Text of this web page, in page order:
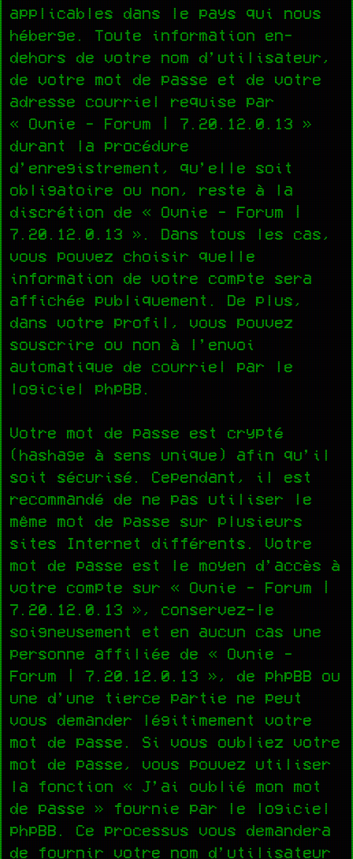
applicables dans le pays qui nous
héberge. Toute information en-
dehors de votre nom d’utilisateur,
de votre mot de passe et de votre
adresse courriel requise par
« Ovnie - Forum | 7.20.12.0.13 »
durant la procédure
d’enregistrement, qu’elle soit
obligatoire ou non, reste à la
discrétion de « Ovnie - Forum |
7.20.12.0.13 ». Dans tous les cas,
vous pouvez choisir quelle
information de votre compte sera
affichée publiquement. De plus,
dans votre profil, vous pouvez
souscrire ou non à l’envoi
automatique de courriel par le
logiciel phpBB.
Votre mot de passe est crypté
(hashage à sens unique) afin qu’il
soit sécurisé. Cependant, il est
recommandé de ne pas utiliser le
même mot de passe sur plusieurs
sites Internet différents. Votre
mot de passe est le moyen d’accès à
votre compte sur « Ovnie - Forum |
7.20.12.0.13 », conservez-le
soigneusement et en aucun cas une
personne affiliée de « Ovnie -
Forum | 7.20.12.0.13 », de phpBB ou
une d’une tierce partie ne peut
vous demander légitimement votre
mot de passe. Si vous oubliez votre
mot de passe, vous pouvez utiliser
la fonction « J’ai oublié mon mot
de passe » fournie par le logiciel
phpBB. Ce processus vous demandera
de fournir votre nom d’utilisateur